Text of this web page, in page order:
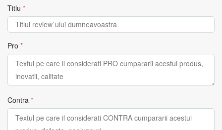
Titlu *
Pro *
Contra *